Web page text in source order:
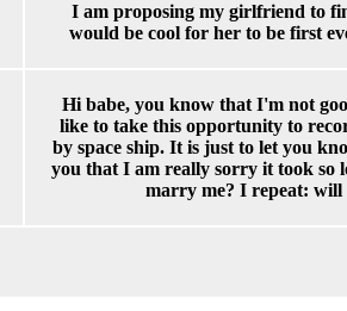
I am proposing my girlfriend to
would be cool for her to be first
Hi babe, you know that I'm not
like to take this opportunity to
by space ship. It is just to let you
you that I am really sorry it took so
marry me? I repeat: will